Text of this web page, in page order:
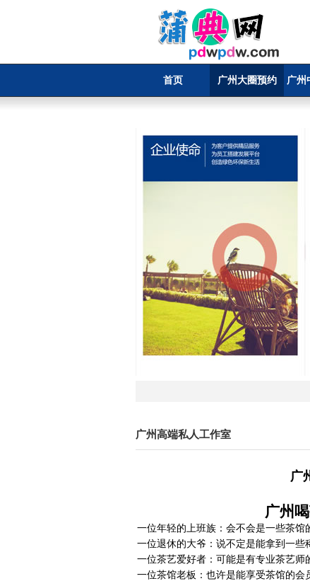
首页 广州大圈预约 广州
广州高端私人工作室
广
广州
一位年轻的上班族 ：会不会是一些茶
一位退休的大爷 ：说不定是能拿到一些
一位茶艺爱好者 ：可能是有专业茶艺师
一位茶馆老板 ：也许是能享受茶馆的会